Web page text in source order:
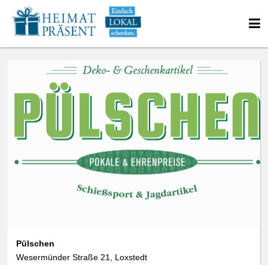
Pülschen
Wesermünder Straße 21, Loxstedt